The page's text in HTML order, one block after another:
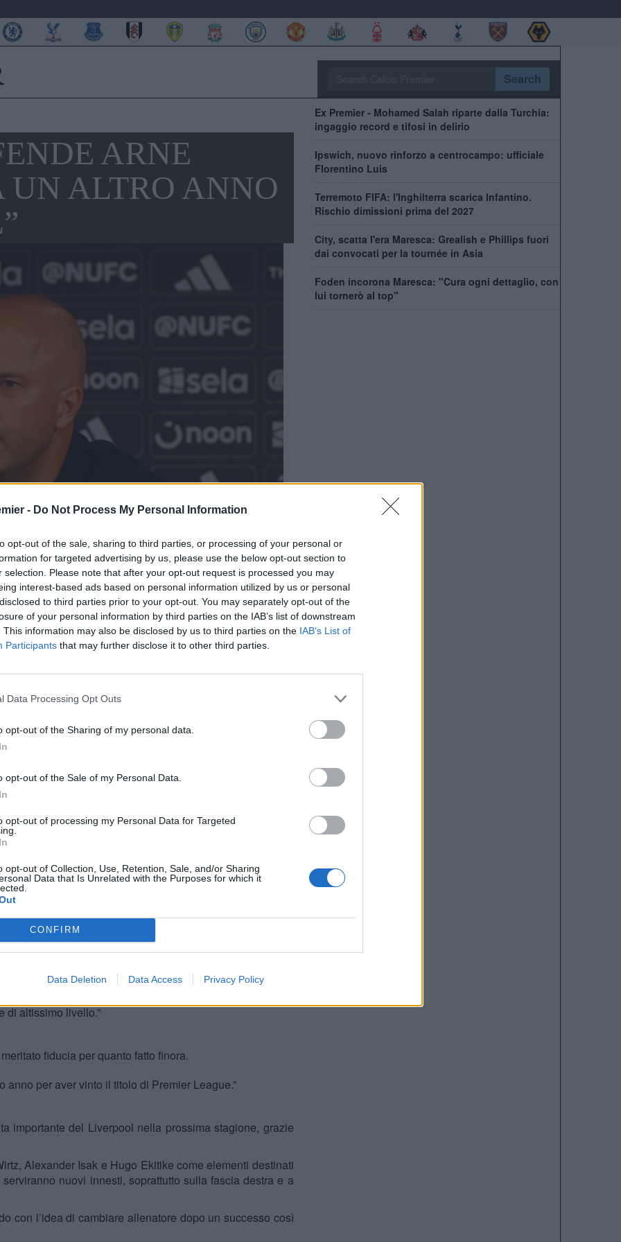
- Do Not Process My Personal Information
opt-out of the sale, sharing to third parties, or processing of your personal or
for targeted advertising by us, please use the below opt-out section to
selection. Please note that after your opt-out request is processed you may
interest-based ads based on personal information utilized by us or personal
to third parties prior to your opt-out. You may separately opt-out of the
of your personal information by third parties on the IAB’s list of downstream
This information may also be disclosed by us to third parties on the IAB’s List of
Participants that may further disclose it to other third parties.
Data Processing Opt Outs
opt-out of the Sharing of my personal data.
opt-out of the Sale of my Personal Data.
opt-out of processing my Personal Data for Targeted
opt-out of Collection, Use, Retention, Sale, and/or Sharing
Data that Is Unrelated with the Purposes for which it
CONFIRM
Data Deletion Data Access Privacy Policy
Search
ARNE
UN ALTRO ANNO
di Sky Sports,Jamie Redknapp, ha preso posizione sul
nonostante le critiche ricevute durante la stagione.
al progetto tecnico e concedere a Slot un’altra
dopo il titolo conquistato in Premier League.
Slot sarà sottoposto a una certa pressione. Ci
Liverpool sia storicamente molto equilibrata nei giudizi
allenatori.”
esista un forte dibattito sul futuro della panchina,
per il prossimo anno. Questa cosa mi crea non
con ilBayer Leverkusen, resta infatti uno dei profili più
anche al
Molti tifosi sono attratti da questa idea, ha fatto un
di altissimo livello.”
fiducia per quanto fatto finora.
anno per aver vinto il titolo di Premier League.”
importante del Liverpool nella prossima stagione, grazie
,Alexander Isak e Hugo Ekitike come elementi destinati
nuovi innesti, soprattutto sulla fascia destra e a
con l’idea di cambiare allenatore dopo un successo così
Ex Premier - Mohamed Salah riparte dalla Turchia:
ingaggio record e tifosi in delirio
Ipswich, nuovo rinforzo a centrocampo: ufficiale
Florentino Luis
Terremoto FIFA: l'Inghilterra scarica Infantino.
Rischio dimissioni prima del 2027
City, scatta l'era Maresca: Grealish e Phillips fuori
dai convocati per la tournée in Asia
Foden incorona Maresca: "Cura ogni dettaglio, con
lui tornerò al top"